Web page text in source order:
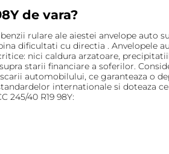
de vara?
rulare ale aiestei anvelope auto
cu directia . Anvelopele
nici caldura arzatoare,
starii financiare a soferilor.
automobilului, ce garanteaza o
internationale si doteaza
245/40 R19 98Y: